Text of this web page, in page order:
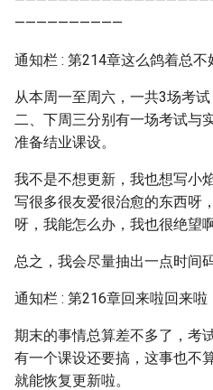
——————————
通知栏 : 第214章这么鸽着总
从本周一至周六，一共3场考
二、下周三分别有一场考试与
准备结业课设。
我不是不想更新，我也想写小
写很多很友爱很治愈的东西呀
呀，我能怎么办，我也很绝望啊
总之，我会尽量抽出一点时间
通知栏 : 第216章回来啦回来啦
期末的事情总算差不多了，考
有一个课设还要搞，这事也不
就能恢复更新啦。